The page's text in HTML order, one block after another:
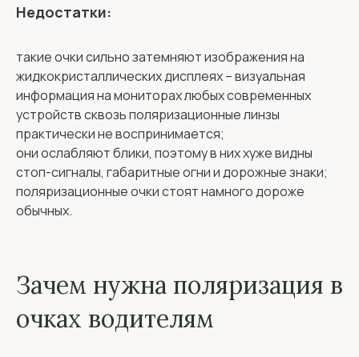
Недостатки:
такие очки сильно затемняют изображения на
жидкокристаллических дисплеях – визуальная
информация на мониторах любых современных
устройств сквозь поляризационные линзы
практически не воспринимается;
они ослабляют блики, поэтому в них хуже видны
стоп-сигналы, габаритные огни и дорожные знаки;
поляризационные очки стоят намного дороже
обычных.
Зачем нужна поляризация в
очках водителям